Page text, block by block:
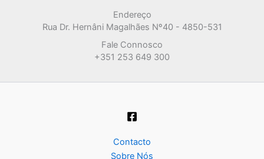
Endereço
Rua Dr. Hernâni Magalhães Nº40 - 4850-531
Fale Connosco
+351 253 649 300
Contacto
Sobre Nós